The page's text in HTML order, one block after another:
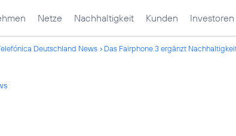
Netze Nachhaltigkeit Kunden Investoren
Deutschland News Das Fairphone 3 ergänzt